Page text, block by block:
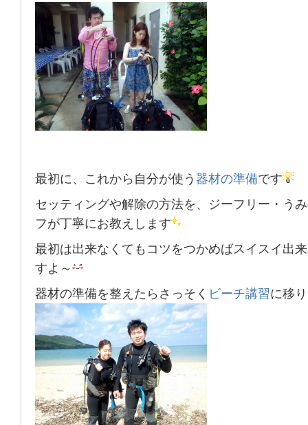
最初に、これから自分が使う 器材の準備です
セッティングや解除の方法を、 ジーフリー・う
フが丁寧にお教えします
最初は出来なくてもコツをつかめばスイスイ出
すよ～
器材の準備を整えたらさっそく ビーチ講習に移